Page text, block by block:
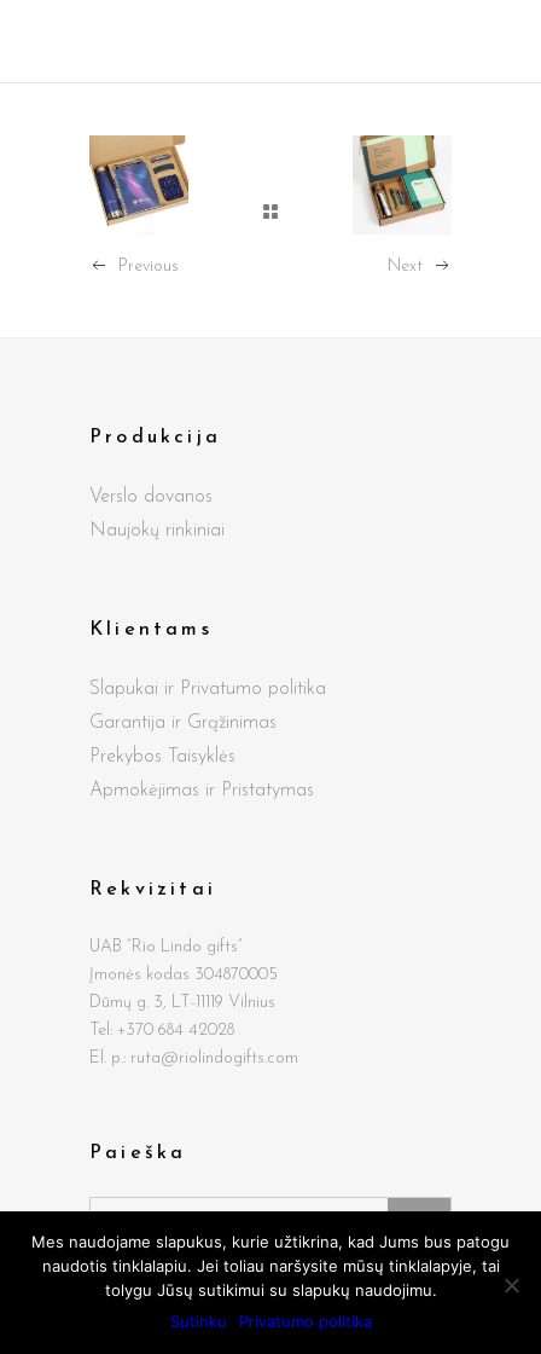
Previous Next
Produkcija
Verslo dovanos
Naujokų rinkiniai
Klientams
Slapukai ir Privatumo politika
Garantija ir Grąžinimas
Prekybos Taisyklės
Apmokėjimas ir Pristatymas
Rekvizitai
UAB “Rio Lindo gifts”
Įmonės kodas 304870005
Dūmų g. 3, LT-11119 Vilnius
Tel: +370 684 42028
El. p.: ruta@riolindogifts.com
Paieška
Search
for:
Mes naudojame slapukus, kurie užtikrina, kad Jums bus patogu
naudotis tinklalapiu. Jei toliau naršysite mūsų tinklalapyje, tai
tolygu Jūsų sutikimui su slapukų naudojimu.
Sutinku
Privatumo politika